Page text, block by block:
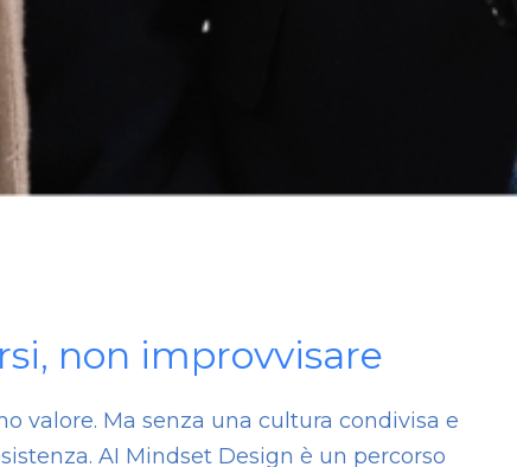
non improvvisare
valore. Ma senza una cultura condivisa e
AI Mindset Design è un percorso